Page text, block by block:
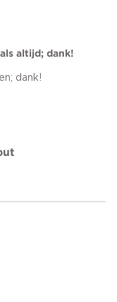
altijd; dank!
dank!